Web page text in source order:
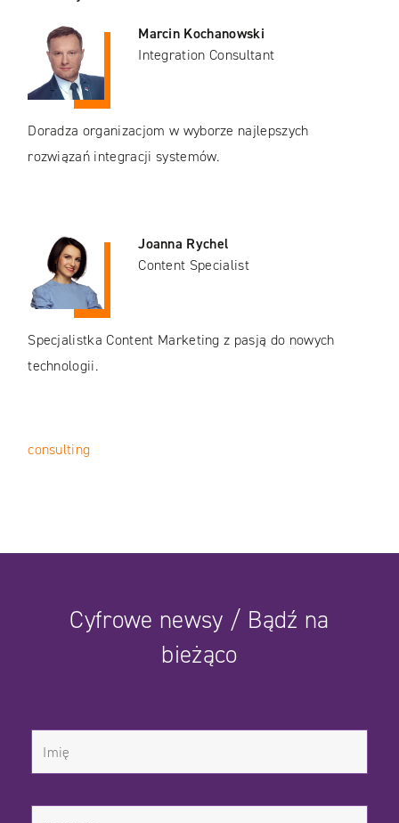
Marcin Kochanowski
Integration Consultant
Doradza organizacjom w wyborze najlepszych
rozwiązań integracji systemów.
Joanna Rychel
Content Specialist
Specjalistka Content Marketing z pasją do nowych
technologii.
consulting
Cyfrowe newsy / Bądź na
bieżąco